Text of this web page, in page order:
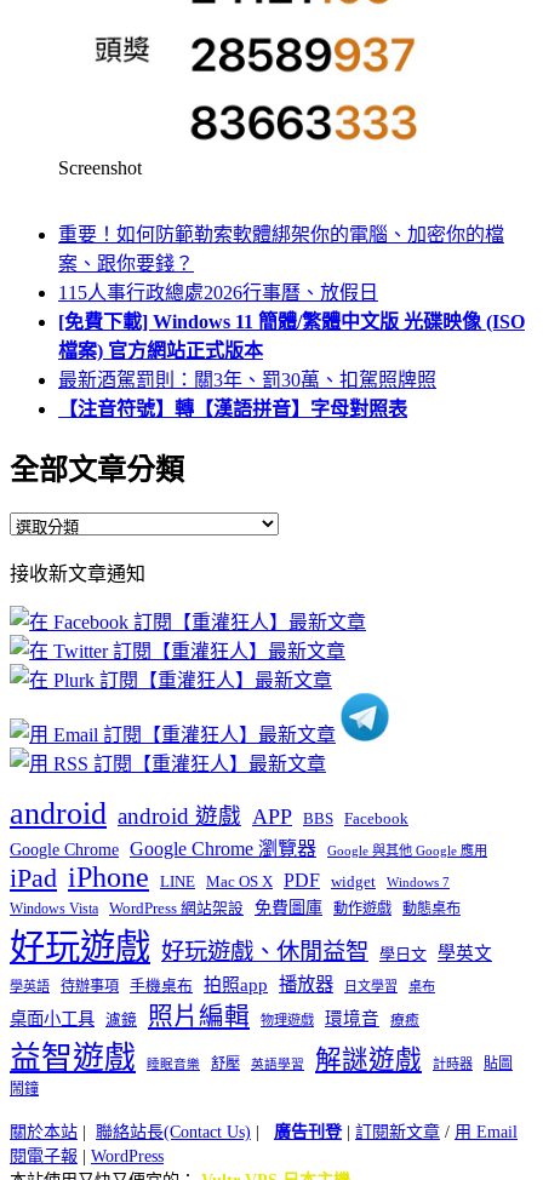
Screenshot
重要！如何防範勒索軟體綁架你的電腦、加密你的檔
案、跟你要錢？
115人事行政總處2026行事曆、放假日
[免費下載] Windows 11 簡體/繁體中文版 光碟映像 (ISO
檔案) 官方網站正式版本
最新酒駕罰則：關3年、罰30萬、扣駕照牌照
【注音符號】轉【漢語拼音】字母對照表
全部文章分類
全
文
章
分
類
接收新文章通知
android android 遊戲 APP BBS Facebook
Google Chrome Google Chrome 瀏覽器 Google 與其他 Google 應用
iPad iPhone LINE Mac OS X PDF widget Windows 7
Windows Vista WordPress 網站架設 免費圖庫 動作遊戲 動態桌布
好玩遊戲 好玩遊戲、休閒益智 學日文 學英文
學英語 待辦事項 手機桌布 拍照app 播放器 日文學習 桌布
桌面小工具 濾鏡 照片編輯 物理遊戲 環境音 療癒
益智遊戲 睡眠音樂 舒壓 英語學習 解謎遊戲 計時器
貼圖
鬧鐘
關於本站 | 聯絡站長(Contact Us) | 廣告刊登| 訂閱新文章 / 用 Email
閱電子報 | WordPress